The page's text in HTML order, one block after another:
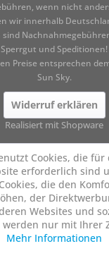
wenn nicht
wir innerhalb
Sperrgut und Speditionen!
Preise entsprechen
Sun Sky.
Widerruf erklären
Realisiert mit Shopware
Cookies, die
erforderlich sind
die den
der
Websites und
nur mit Ihrer
Mehr Informationen